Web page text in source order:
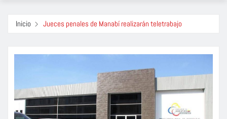
Inicio Jueces penales de Manabí realizarán teletrabajo